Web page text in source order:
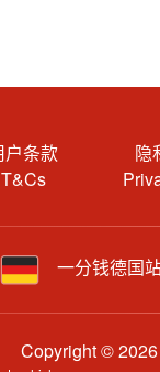
户条款
T&Cs
隐
一分钱德国
Copyright ©